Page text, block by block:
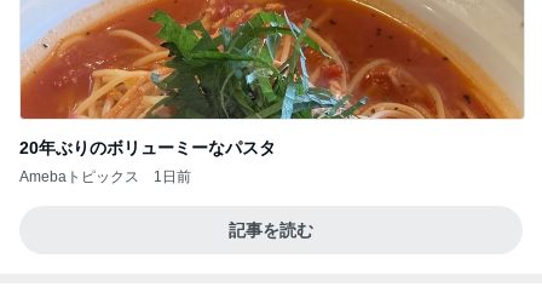
20年ぶりのボリューミーなパスタ
Amebaトピックス 1日前
記事を読む